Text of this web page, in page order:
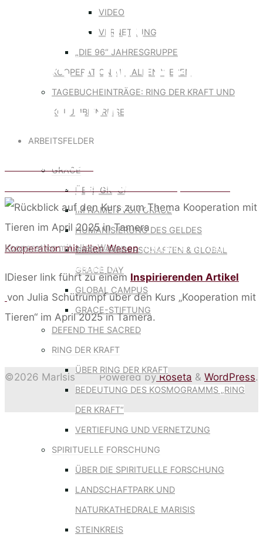
VIDEO
VERNETZUNG
„DIE 96“ JAHRESGRUPPE
KOOPERATION MIT ALLEN WESEN
TAGEBUCHEINTRÄGE: RING DER KRAFT UND
KOLUMBIENREISE
ARBEITSFELDER
GRACE
ÜBER GRACE
IM NAMEN VON GRACE
HUMANISIERUNG DES GELDES
GRACE-PILGERSCHAFTEN & GLOBAL
GRACE DAY
GLOBAL CAMPUS
GRACE-STIFTUNG
DEFEND THE SACRED
RING DER KRAFT
ÜBER RING DER KRAFT
BEDEUTUNG DES KOSMOGRAMMS „RING
DER KRAFT“
VERTIEFUNG UND VERNETZUNG
SPIRITUELLE FORSCHUNG
ÜBER DIE SPIRITUELLE FORSCHUNG
LANDSCHAFTPARK UND
NATURKATHEDRALE MARISIS
STEINKREIS
RÜCKBLICK AUF DEN
KURS ZUM THEMA
KOOPERATION MIT
TIEREN IM APRIL
2025 IN TAMERA
Home
Kooperation mit allen Wesen Rückblick auf den Kurs
zum Thema Kooperation mit Tieren im April 2025 in
Was ich von Pumi lerne
Anna Breitenbach – die Frau die mit Tieren sprechen kann
Kooperation mit allen Wesen
IDieser link führt zu einem Inspirierenden Artikel
von Julia Schütrumpf über den Kurs „Kooperation mit
Tieren“ im April 2025 in Tamera.
Powered byRoseta & WordPress.
©2026 MarIsis